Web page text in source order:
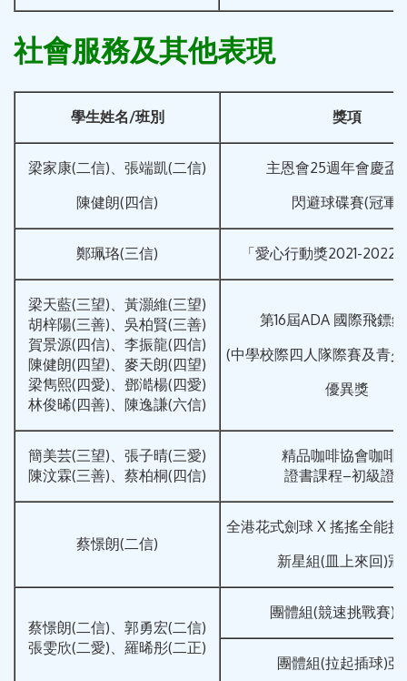
社會服務及其他表現
學生姓名/班別 獎項
梁家康(二信)、張端凱(二信)
陳健朗(四信)
主恩會25週年會慶盃
閃避球碟賽(冠軍)
鄭珮珞(三信) 「愛心行動獎2021-2022
梁天藍(三望)、黃灝維(三望)
胡梓陽(三善)、吳柏賢(三善)
賀景源(四信)、李振龍(四信)
陳健朗(四望)、麥天朗(四望)
梁雋熙(四愛)、鄧澔楊(四愛)
林俊晞(四善)、陳逸謙(六信)
第16屆ADA 國際飛鏢
(中學校際四人隊際賽及青少
優異獎
簡美芸(三望)、張子晴(三愛)
陳汶霖(三善)、蔡柏桐(四信)
精品咖啡協會咖啡
證書課程–初級證
蔡憬朗(二信)
全港花式劍球 X 搖搖全能
新星組(皿上來回)冠
蔡憬朗(二信)、郭勇宏(二信)
張雯欣(二愛)、羅晞彤(二正)
團體組(競速挑戰賽)
團體組(拉起插球)亞